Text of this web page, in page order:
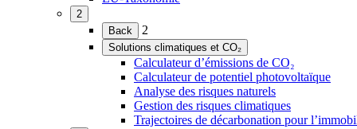
2
(Ouvrir
menu)
Back 2
Solutions climatiques et CO₂
(Ouvrir
le
menu)
Calculateur d’émissions de CO₂
Calculateur de potentiel photovoltaïque
Analyse des risques naturels
Gestion des risques climatiques
Trajectoires de décarbonation pour